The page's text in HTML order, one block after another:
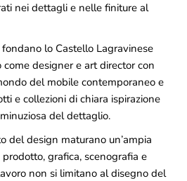
nei dettagli e nelle finiture al
lo Castello Lagravinese
designer e art director con
del mobile contemporaneo e
e collezioni di chiara ispirazione
del dettaglio.
del design maturano un’ampia
grafica, scenografia e
non si limitano al disegno del